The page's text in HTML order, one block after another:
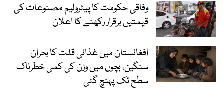
وفاقی حکومت کا پیٹرولیم مصنوعات کی
قیمتیں برقرار رکھنے کا اعلان
افغانستان میں غذائی قلت کا بحران
سنگین، بچوں میں وزن کی کمی خطرناک
سطح تک پہنچ گئی